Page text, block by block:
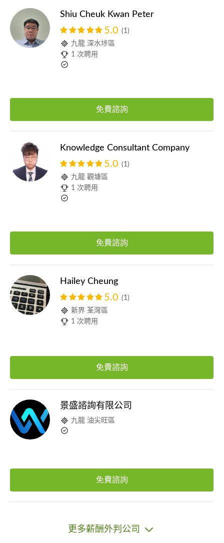
Shiu Cheuk Kwan Peter
5.0 (1)
九龍 深水埗區
1 次聘用
免費諮詢
Knowledge Consultant Company
5.0 (1)
九龍 觀塘區
1 次聘用
免費諮詢
Hailey Cheung
5.0 (1)
新界 荃灣區
1 次聘用
免費諮詢
景盛諮詢有限公司
九龍 油尖旺區
免費諮詢
更多薪酬外判公司